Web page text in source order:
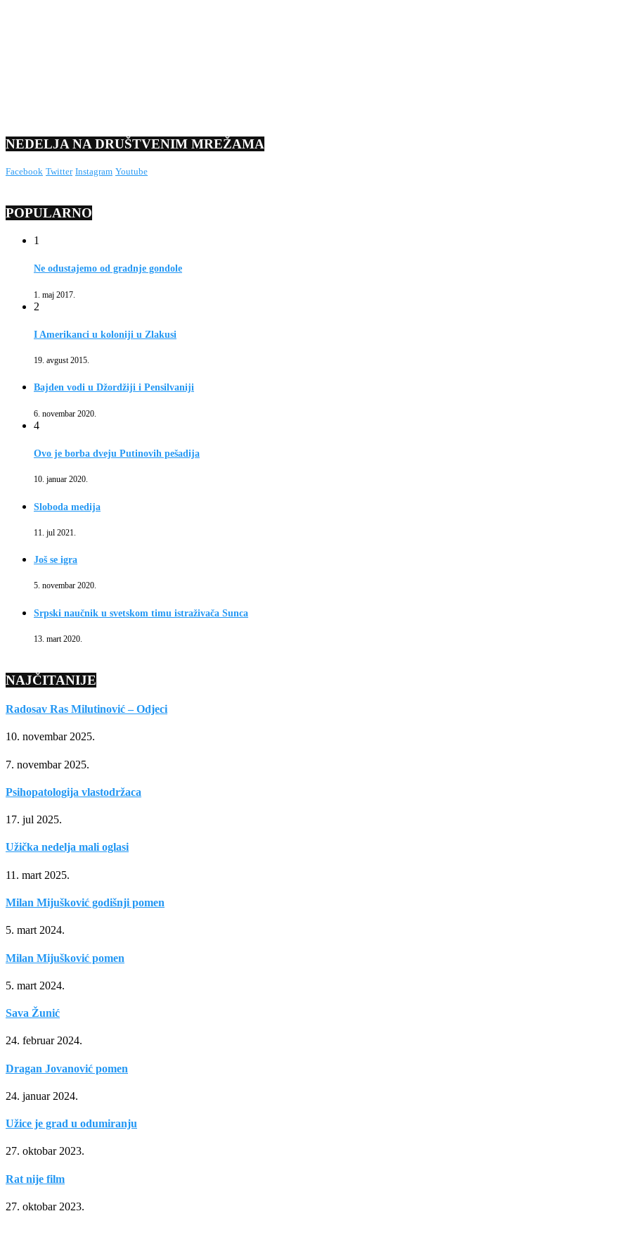
NEDELJA NA DRUŠTVENIM MREŽAMA
Facebook Twitter Instagram Youtube
POPULARNO
1
Ne odustajemo od gradnje gondole
1. maj 2017.
2
I Amerikanci u koloniji u Zlakusi
19. avgust 2015.
Bajden vodi u Džordžiji i Pensilvaniji
6. novembar 2020.
4
Ovo je borba dveju Putinovih pešadija
10. januar 2020.
Sloboda medija
11. jul 2021.
Još se igra
5. novembar 2020.
Srpski naučnik u svetskom timu istraživača Sunca
13. mart 2020.
NAJČITANIJE
Radosav Ras Milutinović – Odjeci
10. novembar 2025.
7. novembar 2025.
Psihopatologija vlastodržaca
17. jul 2025.
Užička nedelja mali oglasi
11. mart 2025.
Milan Mijušković godišnji pomen
5. mart 2024.
Milan Mijušković pomen
5. mart 2024.
Sava Žunić
24. februar 2024.
Dragan Jovanović pomen
24. januar 2024.
Užice je grad u odumiranju
27. oktobar 2023.
Rat nije film
27. oktobar 2023.